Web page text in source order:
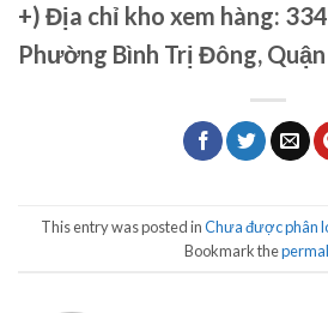
+) Địa chỉ kho xem hàng:
Phường Bình Trị Đông, Quận
This entry was posted inChưa được phân
Bookmark the